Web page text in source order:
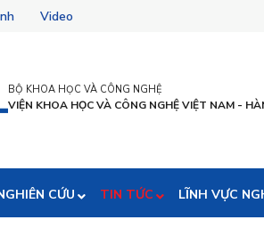
Video
BỘ KHOA HỌC VÀ CÔNG NGHỆ
VIỆN KHOA HỌC VÀ CÔNG NGHỆ VIỆT NAM -
CỨU TIN TỨC LĨNH VỰC